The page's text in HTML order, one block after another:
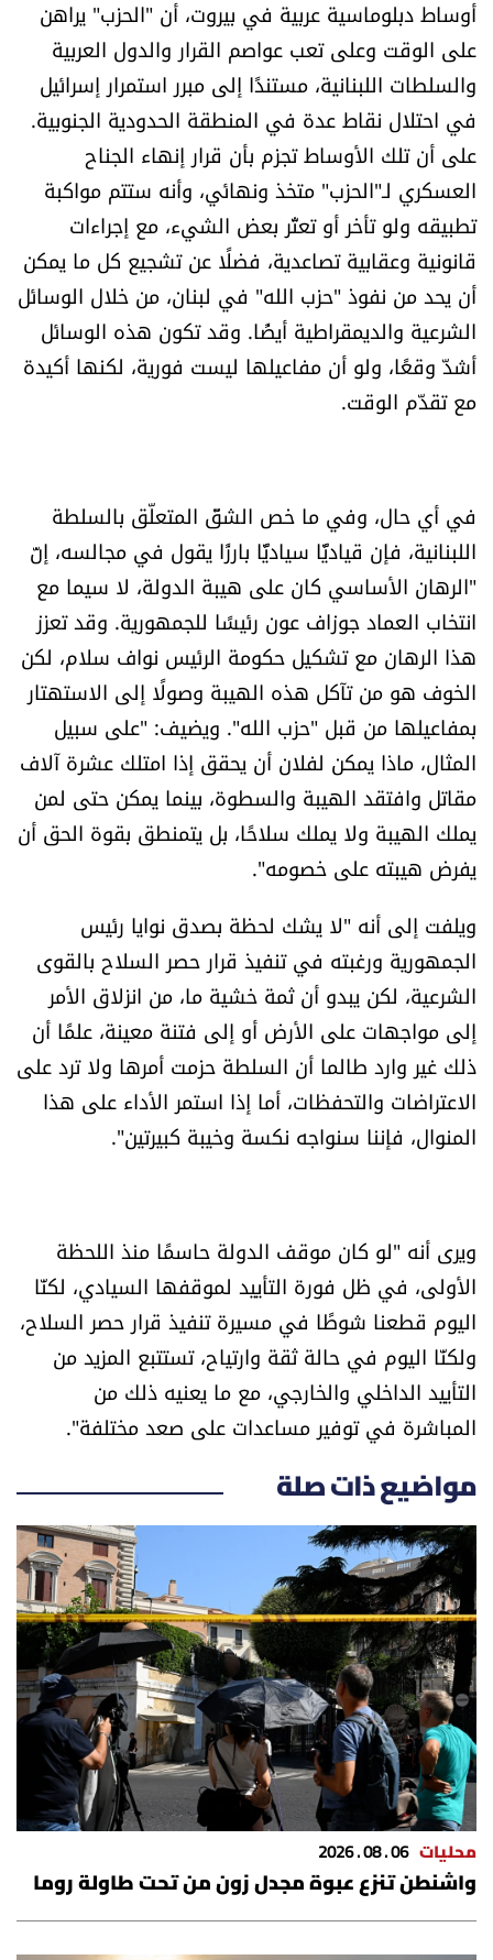
أوساط دبلوماسية عربية في بيروت، أن "الحزب" يراهن
على الوقت وعلى تعب عواصم القرار والدول العربية
والسلطات اللبنانية، مستندًا إلى مبرر استمرار إسرائيل
في احتلال نقاط عدة في المنطقة الحدودية الجنوبية.
على أن تلك الأوساط تجزم بأن قرار إنهاء الجناح
العسكري لـ"الحزب" متخذ ونهائي، وأنه ستتم مواكبة
تطبيقه ولو تأخر أو تعثّر بعض الشيء، مع إجراءات
قانونية وعقابية تصاعدية، فضلًا عن تشجيع كل ما يمكن
أن يحد من نفوذ "حزب الله" في لبنان، من خلال الوسائل
الشرعية والديمقراطية أيضًا. وقد تكون هذه الوسائل
أشدّ وقعًا، ولو أن مفاعيلها ليست فورية، لكنها أكيدة
مع تقدّم الوقت.
في أي حال، وفي ما خص الشقّ المتعلّق بالسلطة
اللبنانية، فإن قياديًّا سياديًّا بارزًا يقول في مجالسه، إنّ
"الرهان الأساسي كان على هيبة الدولة، لا سيما مع
انتخاب العماد جوزاف عون رئيسًا للجمهورية. وقد تعزز
هذا الرهان مع تشكيل حكومة الرئيس نواف سلام، لكن
الخوف هو من تآكل هذه الهيبة وصولًا إلى الاستهتار
بمفاعيلها من قبل "حزب الله". ويضيف: "على سبيل
المثال، ماذا يمكن لفلان أن يحقق إذا امتلك عشرة آلاف
مقاتل وافتقد الهيبة والسطوة، بينما يمكن حتى لمن
يملك الهيبة ولا يملك سلاحًا، بل يتمنطق بقوة الحق أن
يفرض هيبته على خصومه".
ويلفت إلى أنه "لا يشك لحظة بصدق نوايا رئيس
الجمهورية ورغبته في تنفيذ قرار حصر السلاح بالقوى
الشرعية، لكن يبدو أن ثمة خشية ما، من انزلاق الأمر
إلى مواجهات على الأرض أو إلى فتنة معينة، علمًا أن
ذلك غير وارد طالما أن السلطة حزمت أمرها ولا ترد على
الاعتراضات والتحفظات، أما إذا استمر الأداء على هذا
المنوال، فإننا سنواجه نكسة وخيبة كبيرتين".
ويرى أنه "لو كان موقف الدولة حاسمًا منذ اللحظة
الأولى، في ظل فورة التأييد لموقفها السيادي، لكنّا
اليوم قطعنا شوطًا في مسيرة تنفيذ قرار حصر السلاح،
ولكنّا اليوم في حالة ثقة وارتياح، تستتبع المزيد من
التأييد الداخلي والخارجي، مع ما يعنيه ذلك من
المباشرة في توفير مساعدات على صعد مختلفة".
مواضيع ذات صلة
محليات 06 . 08 . 2026
واشنطن تنزع عبوة مجدل زون من تحت طاولة روما